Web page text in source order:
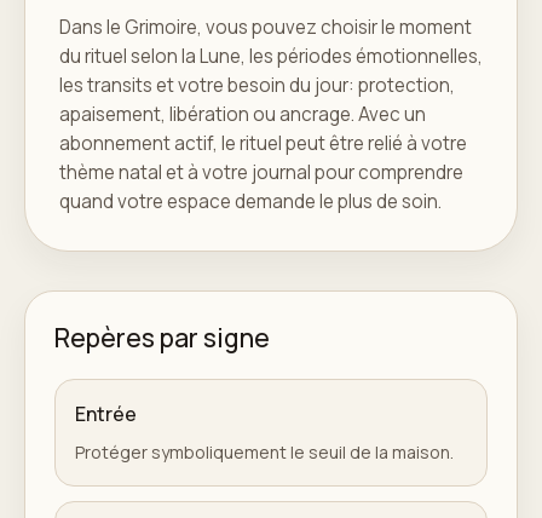
Dans le Grimoire, vous pouvez choisir le moment
du rituel selon la Lune, les périodes émotionnelles,
les transits et votre besoin du jour: protection,
apaisement, libération ou ancrage. Avec un
abonnement actif, le rituel peut être relié à votre
thème natal et à votre journal pour comprendre
quand votre espace demande le plus de soin.
Repères par signe
Entrée
Protéger symboliquement le seuil de la maison.